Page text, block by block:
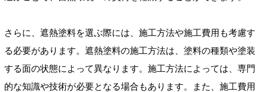
さらに、遮熱塗料を選ぶ際には、施工方法や施工費用も考慮す
る必要があります。遮熱塗料の施工方法は、塗料の種類や塗装
する面の状態によって異なります。施工方法によっては、専門
的な知識や技術が必要となる場合もあります。また、施工費用